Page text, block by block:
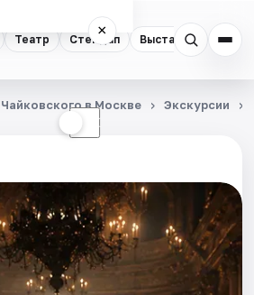
Театр Стендап Выставки
×
☾
в Москве Экскурсии